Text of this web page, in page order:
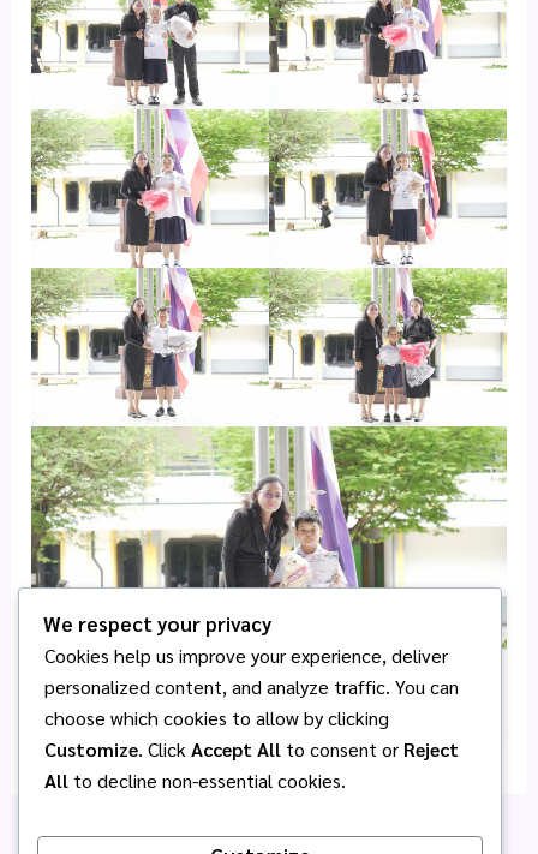
PREVIOUS NEXT
We respect your privacy
Cookies help us improve your experience, deliver
personalized content, and analyze traffic. You can
choose which cookies to allow by clicking
Customize. ClickAccept All to consent or Reject
All to decline non-essential cookies.